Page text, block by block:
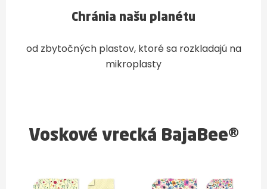
Chránia našu planétu
od zbytočných plastov, ktoré sa rozkladajú na
mikroplasty
Voskové vrecká BajaBee®